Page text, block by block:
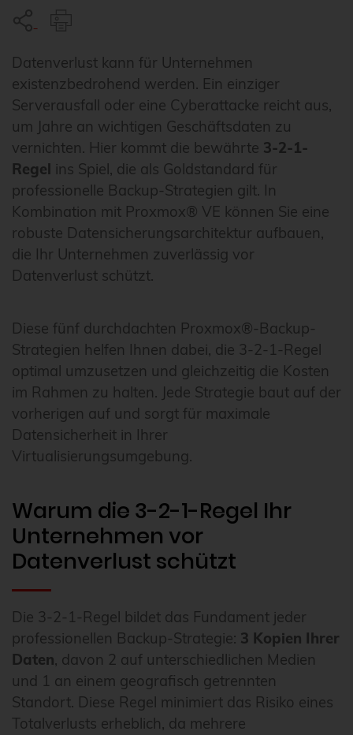
Datenverlust kann für Unternehmen
existenzbedrohend werden. Ein einziger
Serverausfall oder eine Cyberattacke reicht aus,
um Jahre an wichtigen Geschäftsdaten zu
vernichten. Hier kommt die bewährte 3-2-1-
Regel ins Spiel, die als Goldstandard für
professionelle Backup-Strategien gilt. In
Kombination mit Proxmox® VE können Sie eine
robuste Datensicherungsarchitektur aufbauen,
die Ihr Unternehmen zuverlässig vor
Datenverlust schützt.
Diese fünf durchdachten Proxmox®-Backup-
Strategien helfen Ihnen dabei, die 3-2-1-Regel
optimal umzusetzen und gleichzeitig die Kosten
im Rahmen zu halten. Jede Strategie baut auf der
vorherigen auf und sorgt für maximale
Datensicherheit in Ihrer
Virtualisierungsumgebung.
Warum die 3-2-1-Regel Ihr
Unternehmen vor
Datenverlust schützt
Die 3-2-1-Regel bildet das Fundament jeder
professionellen Backup-Strategie: 3 Kopien Ihrer
Daten, davon 2 auf unterschiedlichen Medien
und 1 an einem geografisch getrennten
Standort. Diese Regel minimiert das Risiko eines
Totalverlusts erheblich, da mehrere